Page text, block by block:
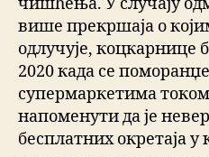
чишћења. У случају
више прекршаја о
одлучује, коцкарнице
2020 када се
супермаркетима
напоменути да је
бесплатних окретаја